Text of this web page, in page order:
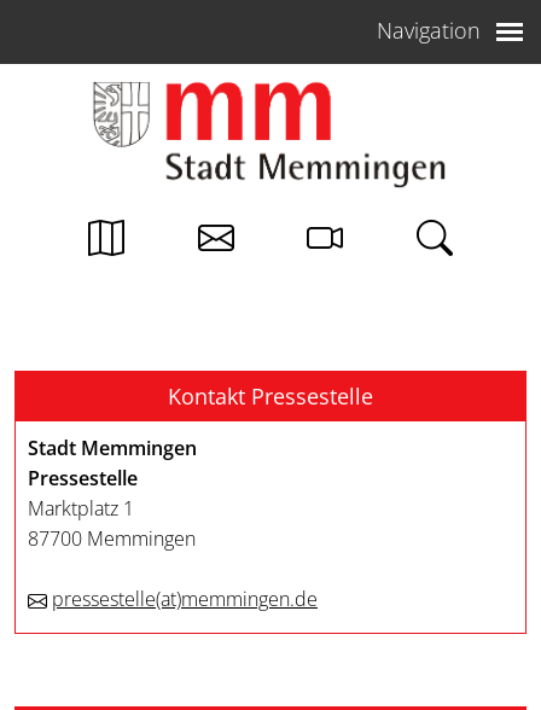
Navigation
Kontakt Pressestelle
Stadt Memmingen
Pressestelle
Marktplatz 1
87700 Memmingen
pressestelle(at)memmingen.de